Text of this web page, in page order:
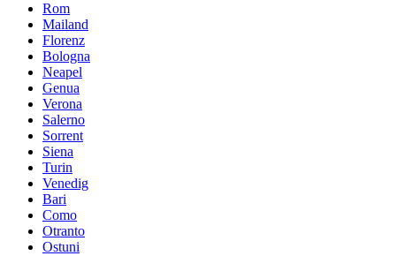
Rom
Mailand
Florenz
Bologna
Neapel
Genua
Verona
Salerno
Sorrent
Siena
Turin
Venedig
Bari
Como
Otranto
Ostuni